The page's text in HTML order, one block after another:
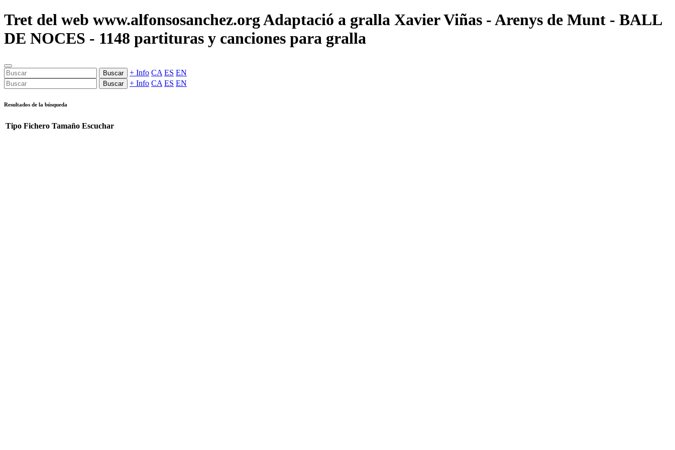
Tret del web www.alfonsosanchez.org Adaptació a gralla Xavier Viñas - Arenys de Munt - BALL
DE NOCES - 1148 partituras y canciones para gralla
Buscar + Info CA ES EN
Buscar + Info CA ES EN
Resultados de la búsqueda
Tipo Fichero Tamaño Escuchar